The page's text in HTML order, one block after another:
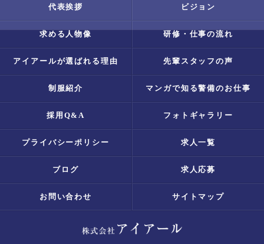
代表挨拶 ビジョン
求める人物像 研修・仕事の流れ
アイアールが選ばれる理由 先輩スタッフの声
制服紹介 マンガで知る警備のお仕事
採用Q&A フォトギャラリー
プライバシーポリシー 求人一覧
ブログ 求人応募
お問い合わせ サイトマップ